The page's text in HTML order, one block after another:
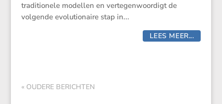
traditionele modellen en vertegenwoordigt de
volgende evolutionaire stap in...
LEES MEER...
« OUDERE BERICHTEN